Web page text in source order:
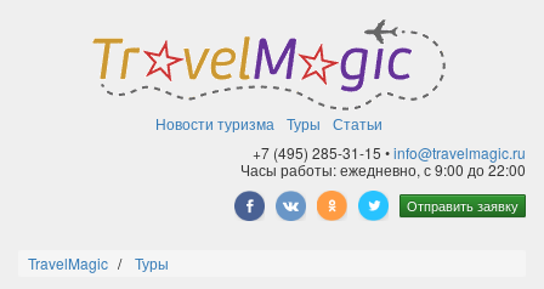
Новости туризма Туры
Статьи
+7 (495) 285-31-15 •info@travelmagic.ru
Часы работы: ежедневно, с 9:00 до 22:00
Отправить заявку
TravelMagic Туры